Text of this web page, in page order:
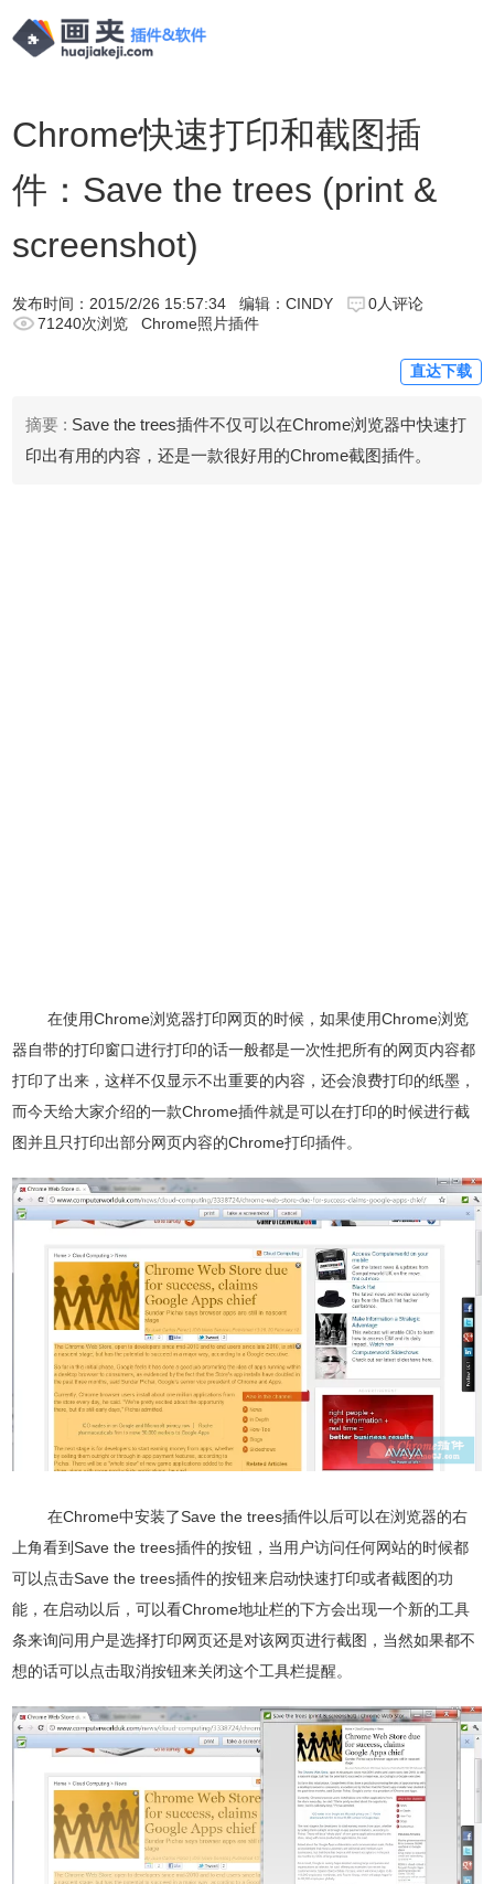
Chrome快速打印和截图插
件：Save the trees (print &
screenshot)
发布时间： 2015/2/26 15:57:34 编辑：CINDY
0人评论
71240次浏览
Chrome照片插件
直达下载
摘要 : Save the trees插件不仅可以在Chrome浏览器中快速打
印出有用的内容，还是一款很好用的Chrome截图插件。
在使用Chrome浏览器打印网页的时候，如果使用Chrome浏览
器自带的打印窗口进行打印的话一般都是一次性把所有的网页内容都
打印了出来，这样不仅显示不出重要的内容，还会浪费打印的纸墨，
而今天给大家介绍的一款Chrome插件就是可以在打印的时候进行截
图并且只打印出部分网页内容的Chrome打印插件。
在Chrome中安装了Save the trees插件以后可以在浏览器的右
上角看到Save the trees插件的按钮，当用户访问任何网站的时候都
可以点击Save the trees插件的按钮来启动快速打印或者截图的功
能，在启动以后，可以看Chrome地址栏的下方会出现一个新的工具
条来询问用户是选择打印网页还是对该网页进行截图，当然如果都不
想的话可以点击取消按钮来关闭这个工具栏提醒。